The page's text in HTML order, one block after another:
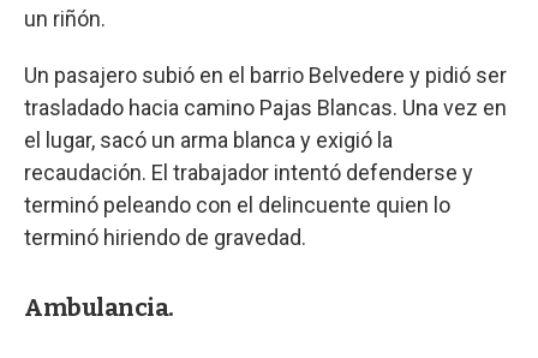
un riñón.
Un pasajero subió en el barrio Belvedere y pidió ser
trasladado hacia camino Pajas Blancas. Una vez en
el lugar, sacó un arma blanca y exigió la
recaudación. El trabajador intentó defenderse y
terminó peleando con el delincuente quien lo
terminó hiriendo de gravedad.
Ambulancia.